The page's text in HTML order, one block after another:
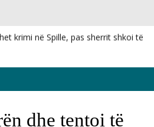
krimi në Spille, pas sherrit shkoi të
dhe tentoi të